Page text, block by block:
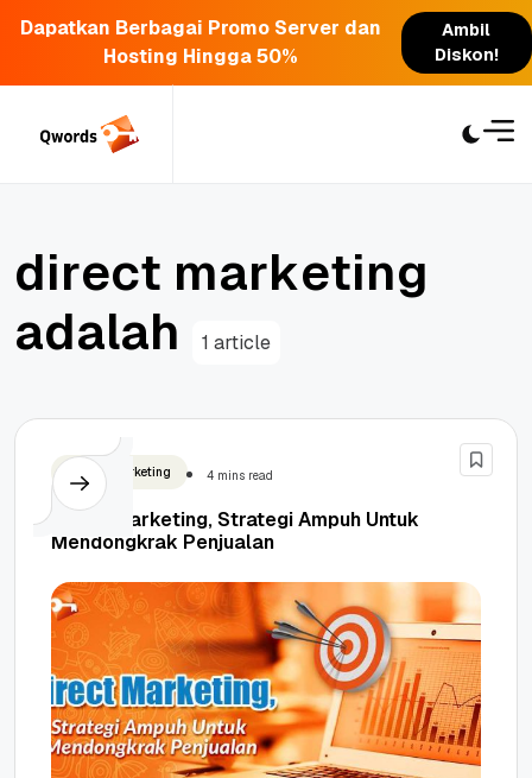
Dapatkan Berbagai Promo Server dan
Hosting Hingga 50%
Ambil
Diskon!
direct marketing
adalah 1 article
Digital Marketing 4 mins read
Direct Marketing, Strategi Ampuh Untuk
Mendongkrak Penjualan